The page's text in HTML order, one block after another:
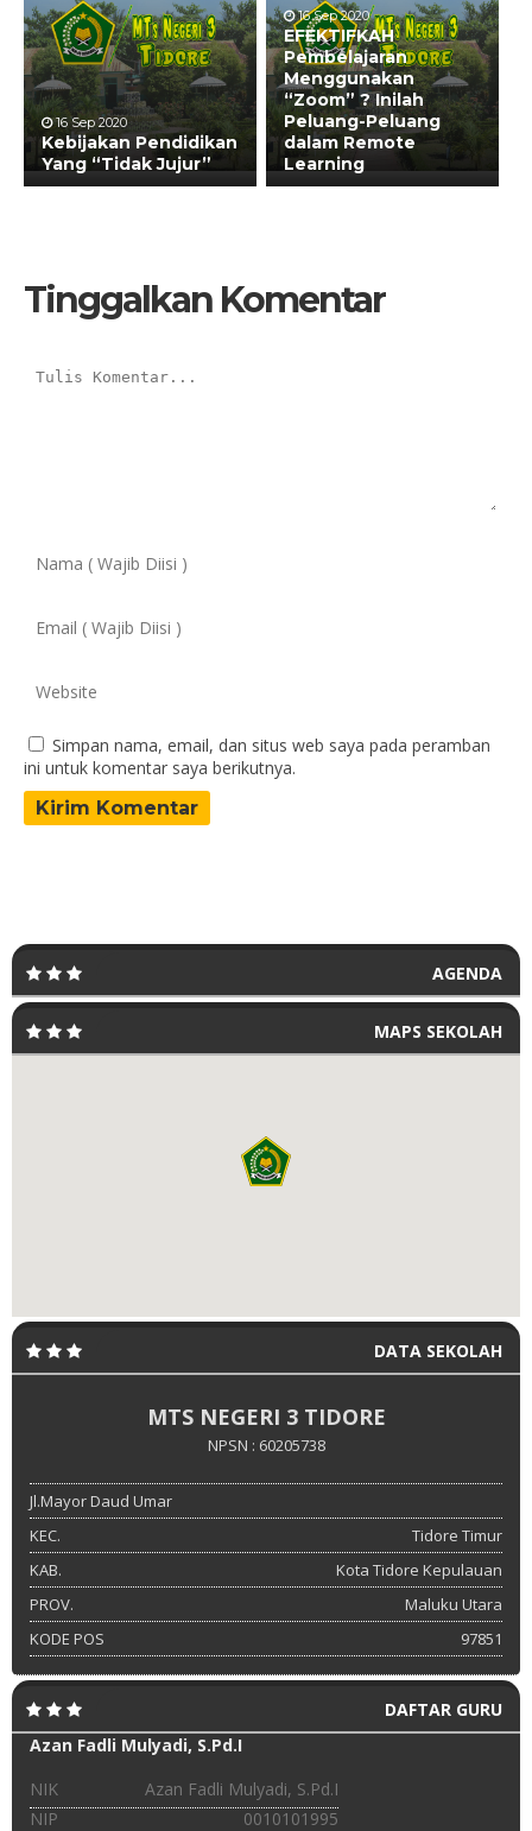
16 Sep 2020
Kebijakan Pendidikan
Yang “Tidak Jujur”
16 Sep 2020
EFEKTIFKAH
Pembelajaran
Menggunakan
“Zoom” ? Inilah
Peluang-Peluang
dalam Remote
Learning
Tinggalkan Komentar
Simpan nama, email, dan situs web saya pada peramban
ini untuk komentar saya berikutnya.
AGENDA
MAPS SEKOLAH
DATA SEKOLAH
MTS NEGERI 3 TIDORE
NPSN : 60205738
Jl.Mayor Daud Umar
KEC.
Tidore Timur
KAB.
Kota Tidore Kepulauan
PROV.
Maluku Utara
KODE POS
97851
DAFTAR GURU
Azan Fadli Mulyadi, S.Pd.I
NIK
Azan Fadli Mulyadi, S.Pd.I
NIP
0010101995